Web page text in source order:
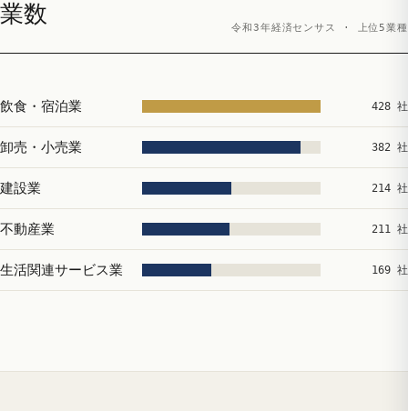
業数
令和3年経済センサス · 上位5業種
飲食・宿泊業 428 社
卸売・小売業 382 社
建設業 214 社
不動産業 211 社
生活関連サービス業 169 社